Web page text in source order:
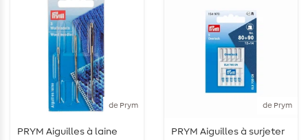
de Prym
PRYM Aiguilles à laine
de Prym
PRYM Aiguilles à surjeter